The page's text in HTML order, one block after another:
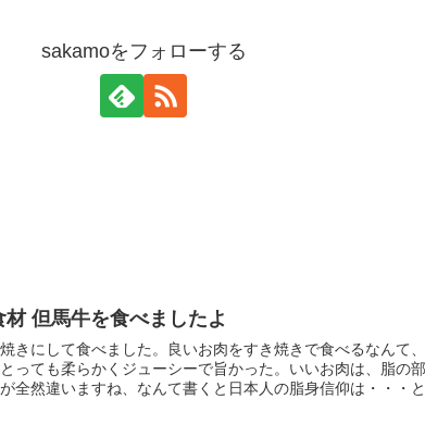
sakamoをフォローする
材 但馬牛を食べましたよ
きにして食べました。良いお肉をすき焼きで食べるなんて
っても柔らかくジューシーで旨かった。いいお肉は、脂の
全然違いますね、なんて書くと日本人の脂身信仰は・・・と